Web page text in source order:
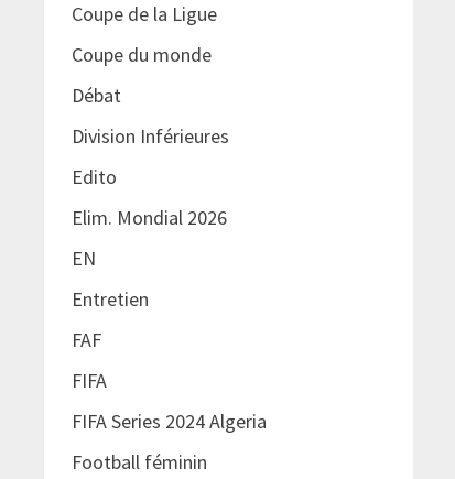
:
Coupe de la Ligue
Coupe du monde
Débat
Division Inférieures
Edito
Elim. Mondial 2026
EN
Entretien
FAF
FIFA
FIFA Series 2024 Algeria
Football féminin